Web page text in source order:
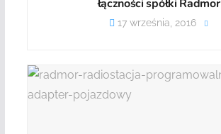
łącz­no­ści spółki Radmor
17 września, 2016